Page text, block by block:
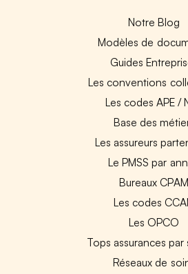
Notre Blog
Modèles de
Guides
Les conventions
Les codes APE /
Base des
Les assureurs
Le PMSS par
Bureaux CPAM
Les codes
Les OPCO
Tops assurances par
Réseaux de